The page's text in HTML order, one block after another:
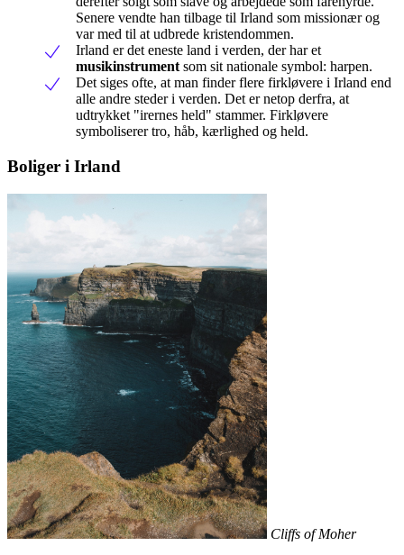
Senere vendte han tilbage til Irland som missionær og
var med til at udbrede kristendommen.
Irland er det eneste land i verden, der har et
musikinstrumentsom sit nationale symbol: harpen.
Det siges ofte, at man finder flere firkløvere i Irland end
alle andre steder i verden. Det er netop derfra, at
udtrykket "irernes held" stammer. Firkløvere
symboliserer tro, håb, kærlighed og held.
Boliger i Irland
Cliffs of Moher